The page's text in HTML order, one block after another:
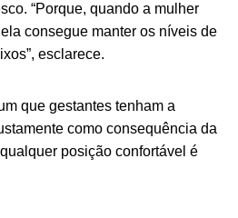
“Porque, quando a mulher
consegue manter os níveis de
esclarece.
que gestantes tenham a
como consequência da
posição confortável é